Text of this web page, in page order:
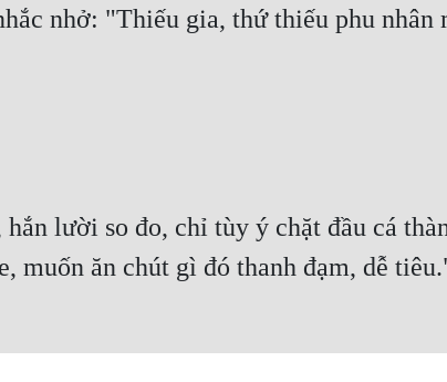
nhở: "Thiếu gia, thứ thiếu phu nhân
lười so đo, chỉ tùy ý chặt đầu cá
muốn ăn chút gì đó thanh đạm, dễ